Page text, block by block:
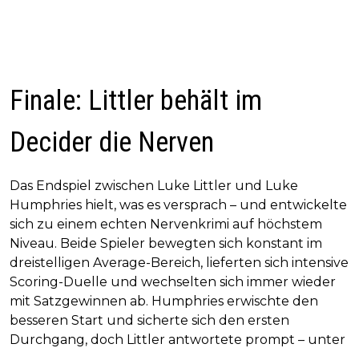
Finale: Littler behält im
Decider die Nerven
Das Endspiel zwischen Luke Littler und Luke
Humphries hielt, was es versprach – und entwickelte
sich zu einem echten Nervenkrimi auf höchstem
Niveau. Beide Spieler bewegten sich konstant im
dreistelligen Average-Bereich, lieferten sich intensive
Scoring-Duelle und wechselten sich immer wieder
mit Satzgewinnen ab. Humphries erwischte den
besseren Start und sicherte sich den ersten
Durchgang, doch Littler antwortete prompt – unter